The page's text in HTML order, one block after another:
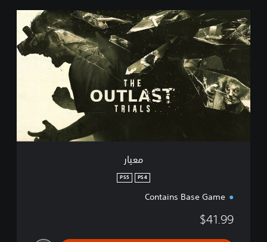
ع
ي
معيار
PS4
PS5
Contains Base Game
$41.99